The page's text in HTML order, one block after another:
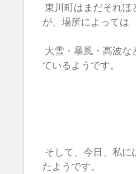
東川町はまだそれほ
が、場所によっては
大雪・暴風・高波な
ているようです。
そして、今日、私
たようです。